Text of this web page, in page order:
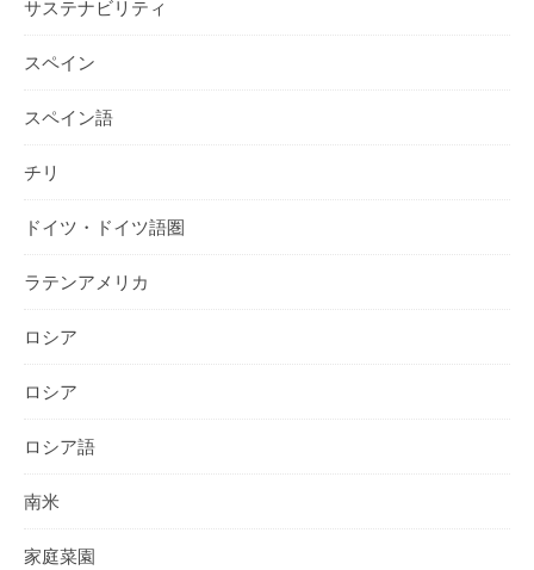
サステナビリティ
スペイン
スペイン語
チリ
ドイツ・ドイツ語圏
ラテンアメリカ
ロシア
ロシア
ロシア語
南米
家庭菜園